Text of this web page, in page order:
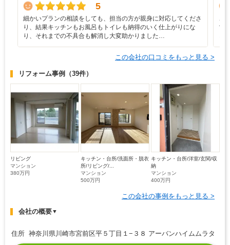
5
細かいプランの相談をしても、担当の方が親身に対応してくださ
り、結果キッチンもお風呂もトイレも納得のいく仕上がりにな
り、それまでの不具合も解消し大変助かりました…
マ
この会社の口コミをもっと見る >
リフォーム事例 （39件）
リビング
マンション
380万円
キッチン・台所/洗面所・脱衣
所/リビング/...
マンション
500万円
キッチン・台所/洋室/玄関/収
納
マンション
400万円
この会社の事例をもっと見る >
会社の概要▼
住所 神奈川県川崎市宮前区平５丁目１−３８ アーバンハイムムラタ